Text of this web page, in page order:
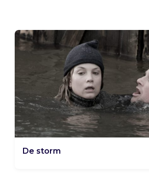
De storm